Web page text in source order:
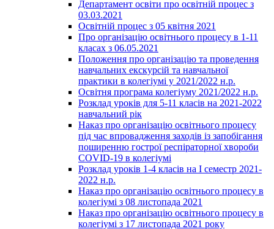
Департамент освіти про освітній процес з
03.03.2021
Освітній процес з 05 квітня 2021
Про організацію освітнього процесу в 1-11
класах з 06.05.2021
Положення про організацію та проведення
навчальних екскурсій та навчальної
практики в колегіумі у 2021/2022 н.р.
Освітня програма колегіуму 2021/2022 н.р.
Розклад уроків для 5-11 класів на 2021-2022
навчальний рік
Наказ про організацію освітнього процесу
під час впровадження заходів із запобігання
поширенню гострої респіраторної хвороби
COVID-19 в колегіумі
Розклад уроків 1-4 класів на І семестр 2021-
2022 н.р.
Наказ про організацію освітнього процесу в
колегіумі з 08 листопада 2021
Наказ про організацію освітнього процесу в
колегіумі з 17 листопада 2021 року